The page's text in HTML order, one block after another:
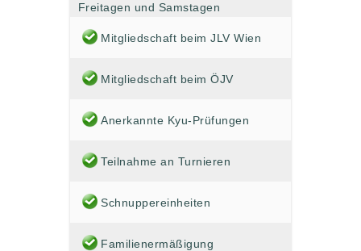
Freitagen und Samstagen
Mitgliedschaft beim JLV Wien
Mitgliedschaft beim ÖJV
Anerkannte Kyu-Prüfungen
Teilnahme an Turnieren
Schnuppereinheiten
Familienermäßigung